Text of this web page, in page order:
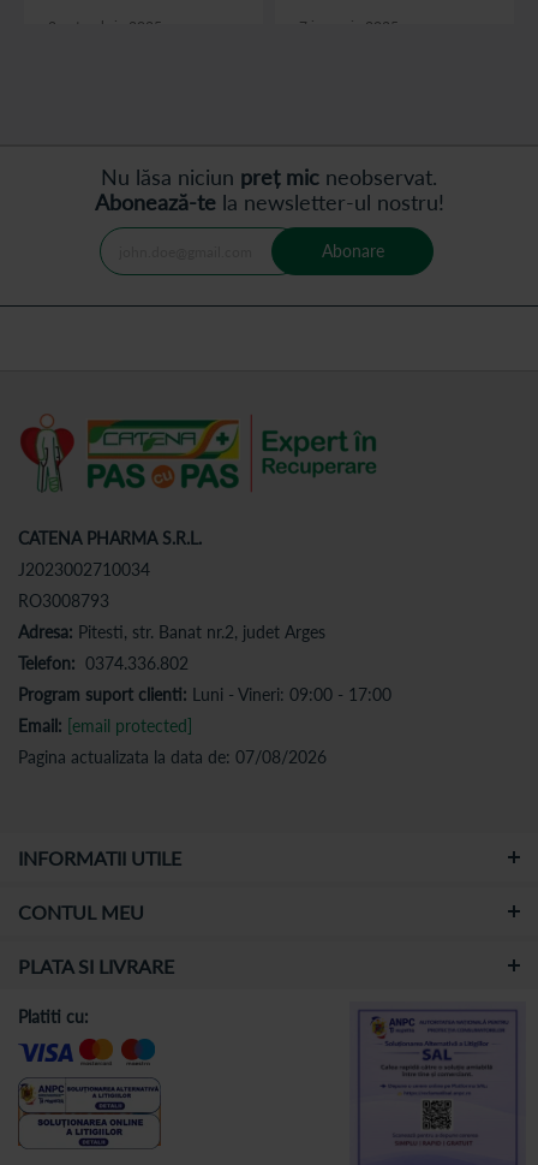
2 octombrie 2025 7 ianuarie 2025
Nu lăsa niciun preț mic neobservat.
Abonează-tela newsletter-ul nostru!
Abonare
CATENA PHARMA S.R.L.
J2023002710034
RO3008793
Adresa: Pitesti, str. Banat nr.2, judet Arges
Telefon: 0374.336.802
Program suport clienti: Luni - Vineri: 09:00 - 17:00
Email: [email protected]
Pagina actualizata la data de: 07/08/2026
INFORMATII UTILE
CONTUL MEU
PLATA SI LIVRARE
Platiti cu: